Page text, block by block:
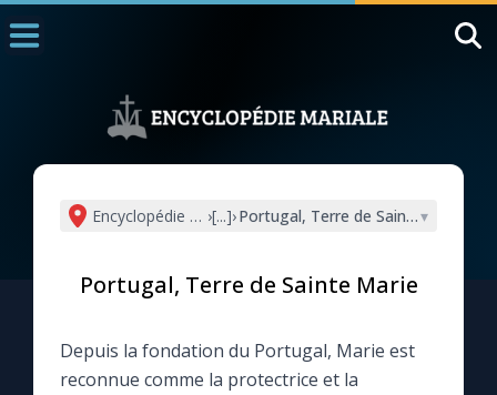
L'actualité de la semaine
La chaîne Youtube
Encyclopédie mariale
›[...]›Portugal, Terre de Sainte Marie
▾
Portugal, Terre de Sainte Marie
Depuis la fondation du Portugal, Marie est
reconnue comme la protectrice et la